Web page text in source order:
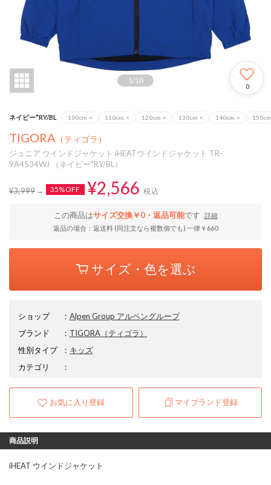
1 /10
0
ネイビー*RY/BL 100cm × 110cm × 120cm × 130cm × 140cm × 150cm
TIGORA （ティゴラ）
ジュニア ウインドジャケット iHEATウインドジャケット TR-
9A4534WJ （ネイビー*RY/BL）
¥3,999 35%OFF ¥2,566 税込
この商品はサイズ交換￥0・返品可能です
詳細
返品の場合：返送料 (同注文なら複数個でも) 一律￥660
サイズ・色を選ぶ
ショップ ： Alpen Group アルペングループ
ブランド
： TIGORA（ティゴラ）
性別タイプ
： キッズ
カテゴリ
：
お気に入り登録 マイブランド登録
商品説明
iHEAT ウインドジャケット